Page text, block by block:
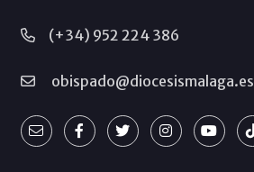
(+34) 952 224 386
obispado@diocesismalaga.es